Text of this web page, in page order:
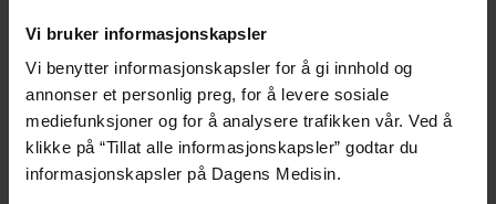
Vi bruker informasjonskapsler
Vi benytter informasjonskapsler for å gi innhold og
annonser et personlig preg, for å levere sosiale
mediefunksjoner og for å analysere trafikken vår. Ved å
klikke på “Tillat alle informasjonskapsler” godtar du
informasjonskapsler på Dagens Medisin.
(AMR).
Antimikrobiell resistens
(AMR)